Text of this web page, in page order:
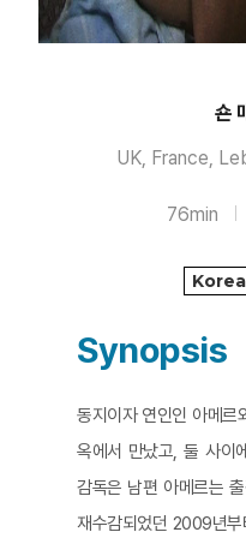
숀
UK, France,
76min
Synopsis
동지이자 연인인 아메르
옥에서 만났고, 둘 사이
감독은 남편 아메르는
재수감되었던 2009년